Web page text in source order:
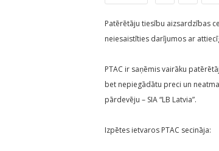
Patērētāju tiesību aizsardzības
neiesaistīties darījumos ar
PTAC ir saņēmis vairāku
bet nepiegādātu preci un
pārdevēju – SIA “LB Latvia”.
Izpētes ietvaros PTAC secināja: